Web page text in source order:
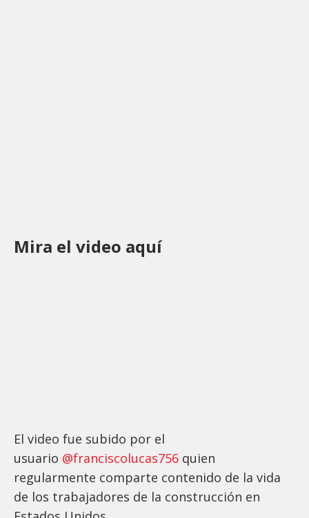
Mira el video aquí
El video fue subido por el
usuario @franciscolucas756 quien
regularmente comparte contenido de la vida
de los trabajadores de la construcción en